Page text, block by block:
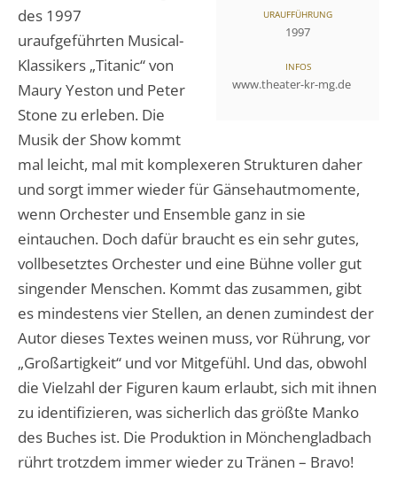
URAUFFÜHRUNG
1997
INFOS
www.theater-kr-mg.de
des 1997
uraufgeführten Musical-
Klassikers „Titanic“ von
Maury Yeston und Peter
Stone zu erleben. Die
Musik der Show kommt
mal leicht, mal mit komplexeren Strukturen daher
und sorgt immer wieder für Gänsehautmomente,
wenn Orchester und Ensemble ganz in sie
eintauchen. Doch dafür braucht es ein sehr gutes,
vollbesetztes Orchester und eine Bühne voller gut
singender Menschen. Kommt das zusammen, gibt
es mindestens vier Stellen, an denen zumindest der
Autor dieses Textes weinen muss, vor Rührung, vor
„Großartigkeit“ und vor Mitgefühl. Und das, obwohl
die Vielzahl der Figuren kaum erlaubt, sich mit ihnen
zu identifizieren, was sicherlich das größte Manko
des Buches ist. Die Produktion in Mönchengladbach
rührt trotzdem immer wieder zu Tränen – Bravo!